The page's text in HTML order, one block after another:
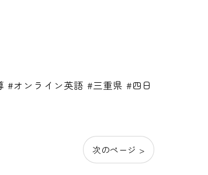
#オンライン英語 #三重県 #四日
次のページ >